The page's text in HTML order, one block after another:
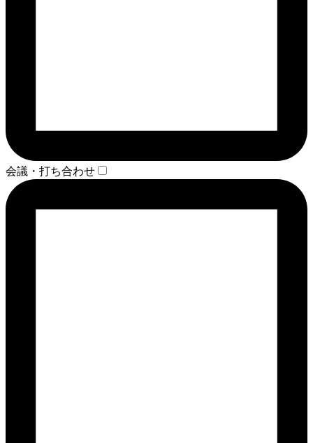
会議・打ち合わせ